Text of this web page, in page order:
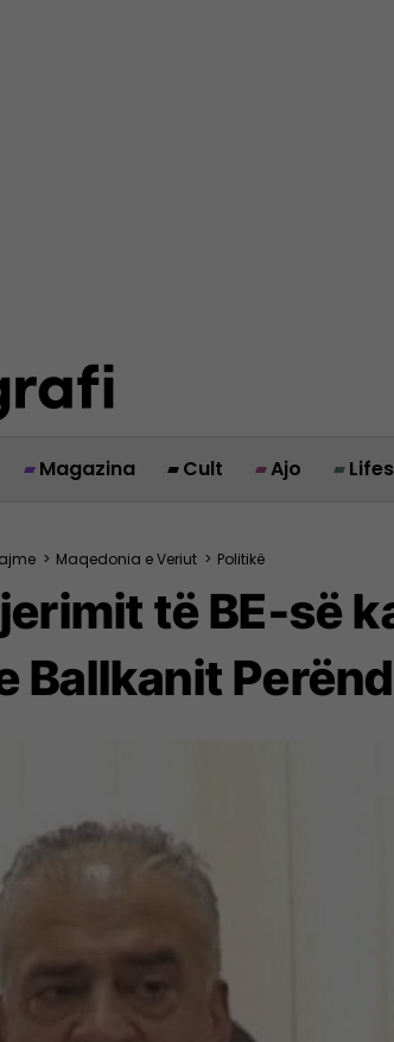
Magazina Cult Ajo
> Maqedonia e Veriut > Politikë
të BE-së
Ballkanit